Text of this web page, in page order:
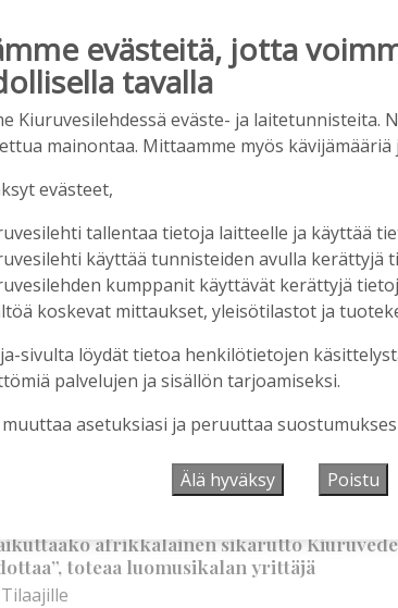
mainos päättyy
oppineensa myös
09:00
afrikkalainen sikarutto
toteaa luomusikalan yrittäjä
Tilaajille
evästeitä, jotta
tavalla
Kiuruvesilehdessä eväste- ja
mainontaa. Mittaamme myös kävijämääriä
evästeet,
tallentaa tietoja laitteelle ja käyttää
käyttää tunnisteiden avulla kerättyjä
kumppanit käyttävät kerättyjä
koskevat mittaukset, yleisötilastot ja
sivulta löydät tietoa henkilötietojen
palvelujen ja sisällön tarjoamiseksi.
asetuksiasi ja peruuttaa
Älä hyväksy Poistu